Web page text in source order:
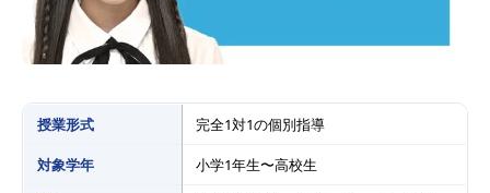
授業形式 完全1対1の個別指導
対象学年 小学1年生〜高校生